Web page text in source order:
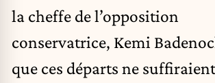
la cheffe de l’opposition
conservatrice, Kemi
que ces départs ne